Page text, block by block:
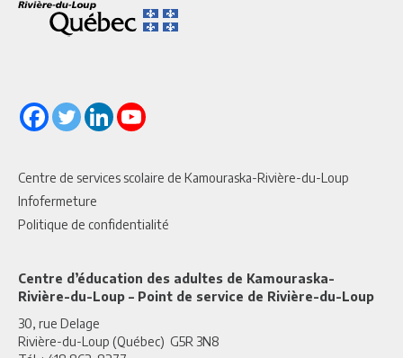
Centre de services scolaire de Kamouraska-Rivière-du-Loup
Infofermeture
Politique de confidentialité
Centre d’éducation des adultes de Kamouraska-
Rivière-du-Loup – Point de service de Rivière-du-Loup
30, rue Delage
Rivière-du-Loup (Québec) G5R 3N8